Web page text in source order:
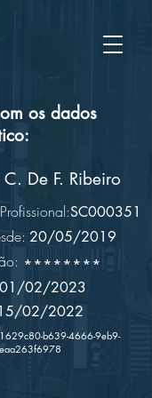
os dados
b639-4666-9eb9-
01/02/2023
De F. Ribeiro
02/2022
********
20/05/2019
SC000351